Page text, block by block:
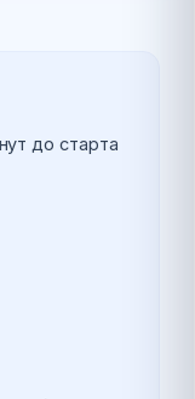
до старта